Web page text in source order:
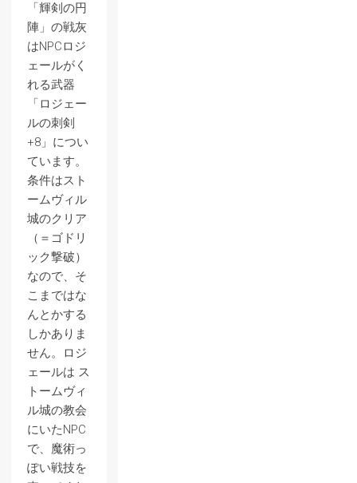
「輝剣の円
陣」の戦灰
はNPCロジ
ェールがく
れる武器
「ロジェー
ルの刺剣
+8」につい
ています。
条件はスト
ームヴィル
城のクリア
（＝ゴドリ
ック撃破）
なので、そ
こまではな
んとかする
しかありま
せん。ロジ
ェールは ス
トームヴィ
ル城の教会
にいたNPC
で、魔術っ
ぽい戦技を